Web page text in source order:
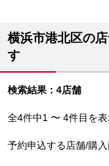
横浜市港北区の
す
検索結果：4店舗
全4件中1 〜 4件目を
予約申込する店舗/購